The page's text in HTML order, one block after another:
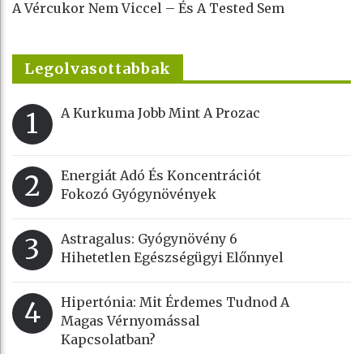
A Vércukor Nem Viccel – És A Tested Sem
Legolvasottabbak
1 A Kurkuma Jobb Mint A Prozac
2
Energiát Adó És Koncentrációt
Fokozó Gyógynövények
3
Astragalus: Gyógynövény 6
Hihetetlen Egészségügyi Előnnyel
4
Hipertónia: Mit Érdemes Tudnod A
Magas Vérnyomással
Kapcsolatban?